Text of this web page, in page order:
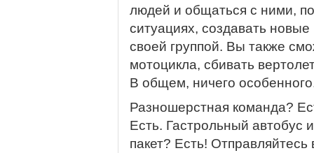
людей и общаться с ними,
ситуациях, создавать
своей группой. Вы также
мотоцикла, сбивать
В общем, ничего
Разношерстная команда?
Есть. Гастрольный автобус
пакет? Есть!